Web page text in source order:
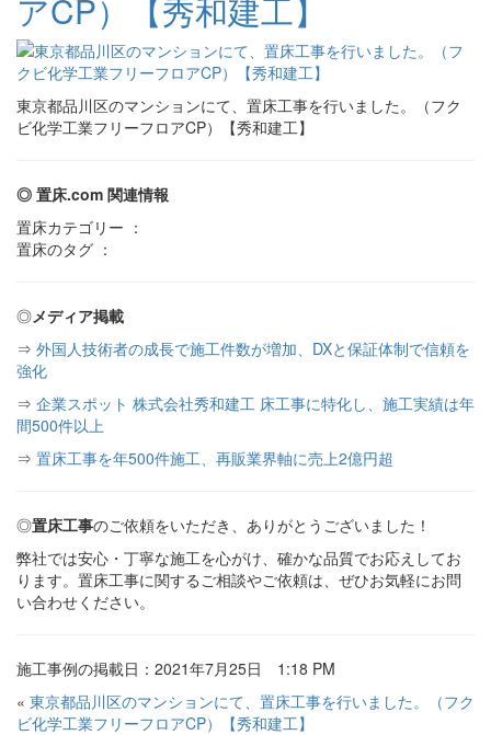
アCP）【秀和建工】
東京都品川区のマンションにて、置床工事を行いました。（フク
ビ化学工業フリーフロアCP）【秀和建工】
◎ 置床.com 関連情報
置床カテゴリー ：
置床のタグ ：
◎メディア掲載
⇒ 外国人技術者の成長で施工件数が増加、DXと保証体制で信頼を
強化
⇒ 企業スポット 株式会社秀和建工 床工事に特化し、施工実績は年
間500件以上
⇒ 置床工事を年500件施工、再販業界軸に売上2億円超
◎置床工事のご依頼をいただき、ありがとうございました！
弊社では安心・丁寧な施工を心がけ、確かな品質でお応えしてお
ります。置床工事に関するご相談やご依頼は、ぜひお気軽にお問
い合わせください。
施工事例の掲載日：2021年7月25日 1:18 PM
« 東京都品川区のマンションにて、置床工事を行いました。（フク
ビ化学工業フリーフロアCP）【秀和建工】